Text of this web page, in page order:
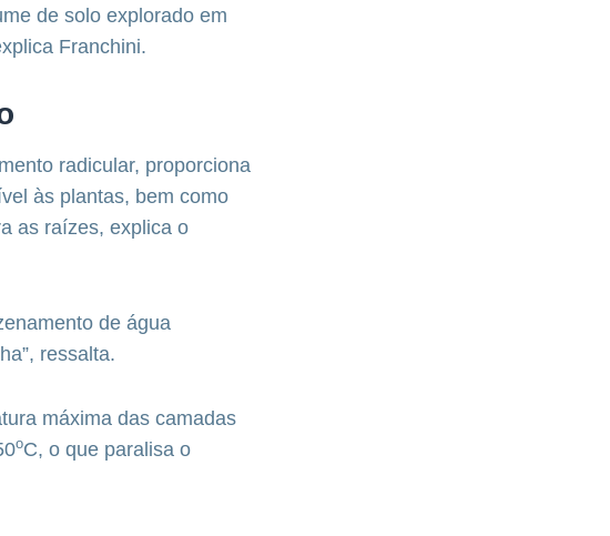
de solo explorado em
Franchini.
radicular, proporciona
às plantas, bem como
as raízes, explica o
de água
ressalta.
máxima das camadas
oC, o que paralisa o